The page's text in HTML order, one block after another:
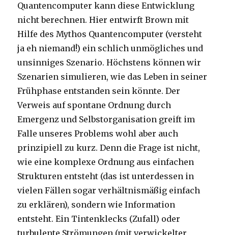
Quantencomputer kann diese Entwicklung
nicht berechnen. Hier entwirft Brown mit
Hilfe des Mythos Quantencomputer (versteht
ja eh niemand!) ein schlich unmögliches und
unsinniges Szenario. Höchstens können wir
Szenarien simulieren, wie das Leben in seiner
Frühphase entstanden sein könnte. Der
Verweis auf spontane Ordnung durch
Emergenz und Selbstorganisation greift im
Falle unseres Problems wohl aber auch
prinzipiell zu kurz. Denn die Frage ist nicht,
wie eine komplexe Ordnung aus einfachen
Strukturen entsteht (das ist unterdessen in
vielen Fällen sogar verhältnismäßig einfach
zu erklären), sondern wie Information
entsteht. Ein Tintenklecks (Zufall) oder